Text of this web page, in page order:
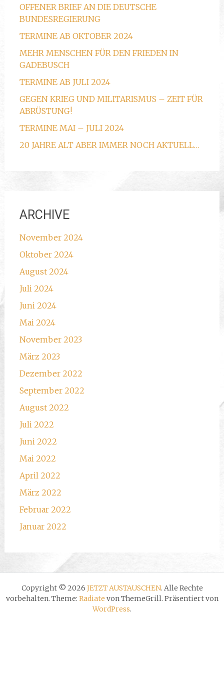
OFFENER BRIEF AN DIE DEUTSCHE
BUNDESREGIERUNG
TERMINE AB OKTOBER 2024
MEHR MENSCHEN FÜR DEN FRIEDEN IN
GADEBUSCH
TERMINE AB JULI 2024
GEGEN KRIEG UND MILITARISMUS – ZEIT FÜR
ABRÜSTUNG!
TERMINE MAI – JULI 2024
20 JAHRE ALT ABER IMMER NOCH AKTUELL…
ARCHIVE
November 2024
Oktober 2024
August 2024
Juli 2024
Juni 2024
Mai 2024
November 2023
März 2023
Dezember 2022
September 2022
August 2022
Juli 2022
Juni 2022
Mai 2022
April 2022
März 2022
Februar 2022
Januar 2022
Copyright © 2026 JETZT AUSTAUSCHEN. Alle Rechte
vorbehalten. Theme: Radiate von ThemeGrill. Präsentiert von
WordPress.